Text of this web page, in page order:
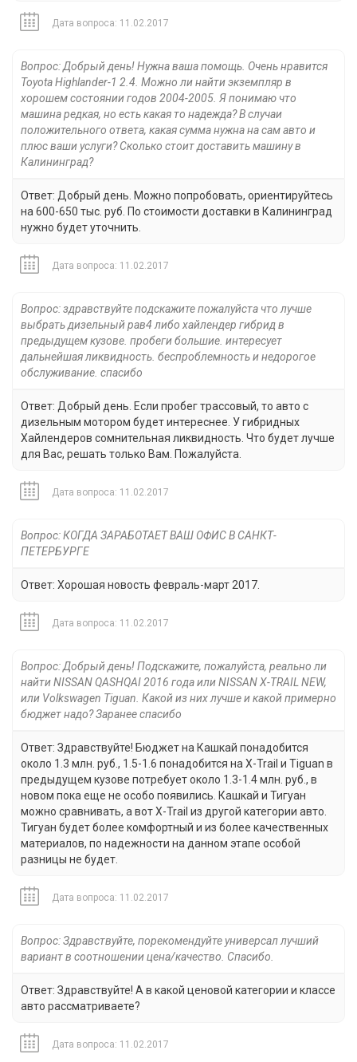
Дата вопроса: 11.02.2017
Вопрос: Добрый день! Нужна ваша помощь. Очень нравится
Toyota Highlander-1 2.4. Можно ли найти экземпляр в
хорошем состоянии годов 2004-2005. Я понимаю что
машина редкая, но есть какая то надежда? В случаи
положительного ответа, какая сумма нужна на сам авто и
плюс ваши услуги? Сколько стоит доставить машину в
Калининград?
Ответ: Добрый день. Можно попробовать, ориентируйтесь
на 600-650 тыс. руб. По стоимости доставки в Калининград
нужно будет уточнить.
Дата вопроса: 11.02.2017
Вопрос: здравствуйте подскажите пожалуйста что лучше
выбрать дизельный рав4 либо хайлендер гибрид в
предыдущем кузове. пробеги большие. интересует
дальнейшая ликвидность. беспроблемность и недорогое
обслуживание. спасибо
Ответ: Добрый день. Если пробег трассовый, то авто с
дизельным мотором будет интереснее. У гибридных
Хайлендеров сомнительная ликвидность. Что будет лучше
для Вас, решать только Вам. Пожалуйста.
Дата вопроса: 11.02.2017
Вопрос: КОГДА ЗАРАБОТАЕТ ВАШ ОФИС В САНКТ-
ПЕТЕРБУРГЕ
Ответ: Хорошая новость февраль-март 2017.
Дата вопроса: 11.02.2017
Вопрос: Добрый день! Подскажите, пожалуйста, реально ли
найти NISSAN QASHQAI 2016 года или NISSAN X-TRAIL NEW,
или Volkswagen Tiguan. Какой из них лучше и какой примерно
бюджет надо? Заранее спасибо
Ответ: Здравствуйте! Бюджет на Кашкай понадобится
около 1.3 млн. руб., 1.5-1.6 понадобится на X-Trail и Tiguan в
предыдущем кузове потребует около 1.3-1.4 млн. руб., в
новом пока еще не особо появились. Кашкай и Тигуан
можно сравнивать, а вот X-Trail из другой категории авто.
Тигуан будет более комфортный и из более качественных
материалов, по надежности на данном этапе особой
разницы не будет.
Дата вопроса: 11.02.2017
Вопрос: Здравствуйте, порекомендуйте универсал лучший
вариант в соотношении цена/качество. Спасибо.
Ответ: Здравствуйте! А в какой ценовой категории и классе
авто рассматриваете?
Дата вопроса: 11.02.2017